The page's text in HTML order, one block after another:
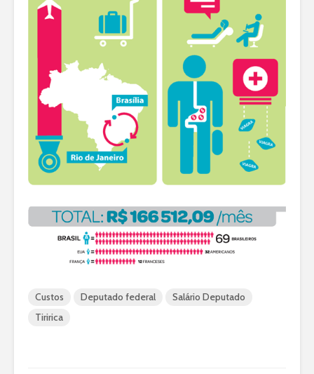
Custos Deputado federal
Salário Deputado
Tiririca